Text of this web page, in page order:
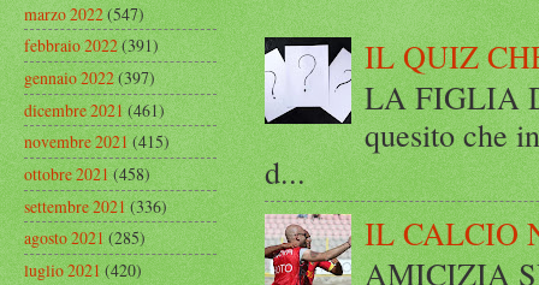
IL QUIZ
LA FIGLIA
quesito che
d...
IL CALCIO
AMICIZIA
marzo 2022(547)
febbraio 2022(391)
gennaio 2022(397)
dicembre 2021(461)
novembre 2021(415)
ottobre 2021(458)
settembre 2021(336)
agosto 2021(285)
luglio 2021(420)